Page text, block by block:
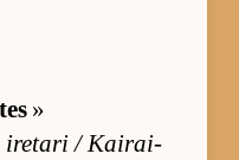
»
ire­tari / Kai­rai­